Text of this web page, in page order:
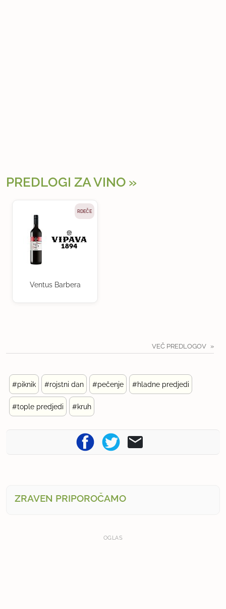
PREDLOGI ZA VINO
RDEČE
Ventus Barbera
VEČ PREDLOGOV
#piknik #rojstni dan #pečenje #hladne predjedi
#tople predjedi #kruh
ZRAVEN PRIPOROČAMO
OGLAS